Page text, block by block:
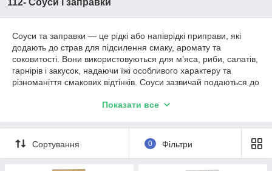
112- Соуси і заправки
Соуси та заправки — це рідкі або напіврідкі приправи, які
додають до страв для підсилення смаку, аромату та
соковитості. Вони використовуються для м’яса, риби, салатів,
гарнірів і закусок, надаючи їжі особливого характеру та
різноманіття смакових відтінків. Соуси зазвичай подаються до
салатів і холодних закусок.Показати все
Сортування 0 Фільтри